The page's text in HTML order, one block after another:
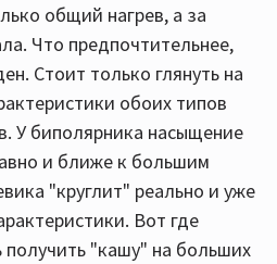
общий нагрев, а за
Что предпочтительнее,
Стоит только глянуть на
обоих типов
У биполярника насыщение
и ближе к большим
"круглит" реально и уже
Вот где
получить "кашу" на больших